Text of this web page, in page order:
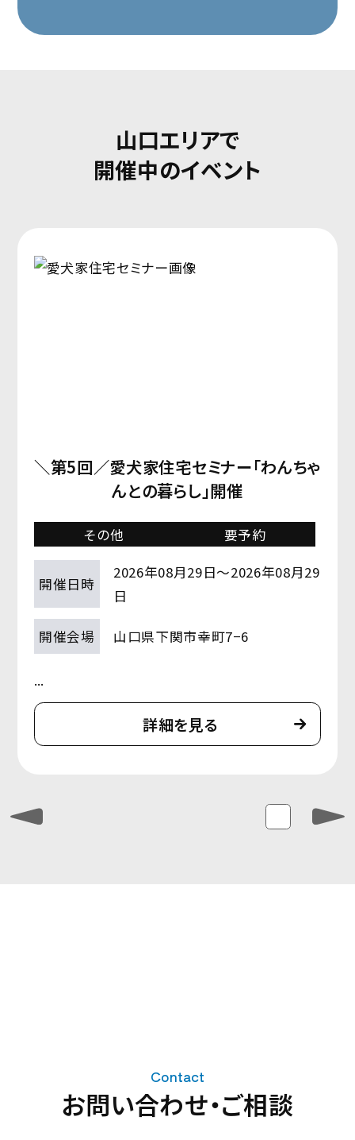
山口エリアで
開催中のイベント
＼第5回／愛犬家住宅セミナー「わんちゃ
んとの暮らし」開催
その他 要予約
開催日時
2026年08月29日～2026年08月29
日
開催会場 山口県下関市幸町7−6
...
詳細を見る
Contact
お問い合わせ・ご相談